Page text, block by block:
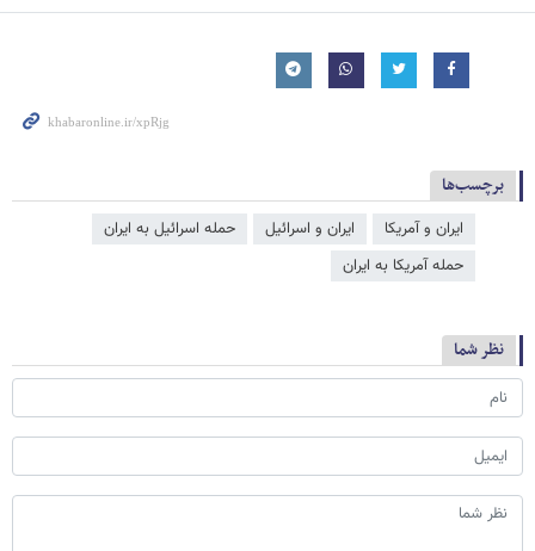
برچسب‌ها
ایران و آمریکا ایران و اسرائیل
حمله اسرائیل به ایران
حمله آمریکا به ایران
نظر شما